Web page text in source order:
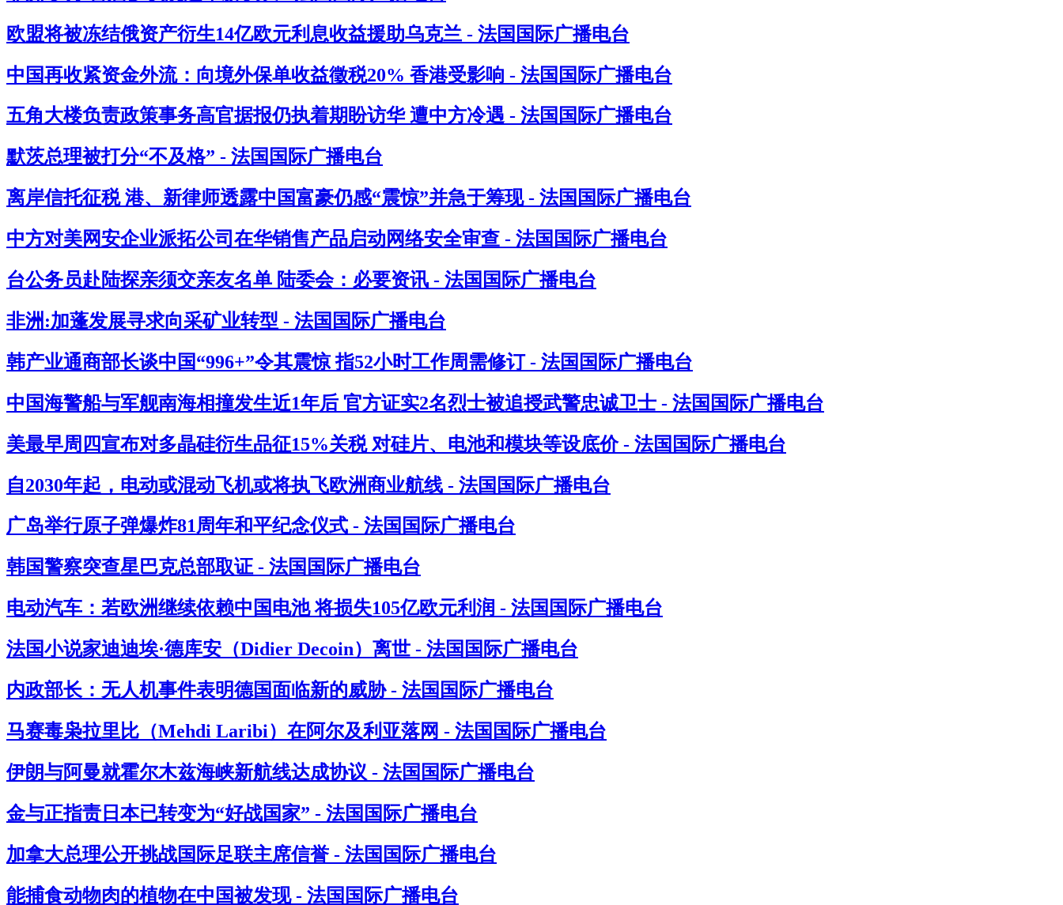
欧盟将被冻结俄资产衍生14亿欧元利息收益援助乌克兰 - 法国国际广播电台
中国再收紧资金外流：向境外保单收益徵税20% 香港受影响 - 法国国际广播电台
五角大楼负责政策事务高官据报仍执着期盼访华 遭中方冷遇 - 法国国际广播电台
默茨总理被打分“不及格” - 法国国际广播电台
离岸信托征税 港、新律师透露中国富豪仍感“震惊”并急于筹现 - 法国国际广播电台
中方对美网安企业派拓公司在华销售产品启动网络安全审查 - 法国国际广播电台
台公务员赴陆探亲须交亲友名单 陆委会：必要资讯 - 法国国际广播电台
非洲:加蓬发展寻求向采矿业转型 - 法国国际广播电台
韩产业通商部长谈中国“996+”令其震惊 指52小时工作周需修订 - 法国国际广播电台
中国海警船与军舰南海相撞发生近1年后 官方证实2名烈士被追授武警忠诚卫士 - 法国国际广播电台
美最早周四宣布对多晶硅衍生品征15%关税 对硅片、电池和模块等设底价 - 法国国际广播电台
自2030年起，电动或混动飞机或将执飞欧洲商业航线 - 法国国际广播电台
广岛举行原子弹爆炸81周年和平纪念仪式 - 法国国际广播电台
韩国警察突查星巴克总部取证 - 法国国际广播电台
电动汽车：若欧洲继续依赖中国电池 将损失105亿欧元利润 - 法国国际广播电台
法国小说家迪迪埃·德库安（Didier Decoin）离世 - 法国国际广播电台
内政部长：无人机事件表明德国面临新的威胁 - 法国国际广播电台
马赛毒枭拉里比（Mehdi Laribi）在阿尔及利亚落网 - 法国国际广播电台
伊朗与阿曼就霍尔木兹海峡新航线达成协议 - 法国国际广播电台
金与正指责日本已转变为“好战国家” - 法国国际广播电台
加拿大总理公开挑战国际足联主席信誉 - 法国国际广播电台
能捕食动物肉的植物在中国被发现 - 法国国际广播电台